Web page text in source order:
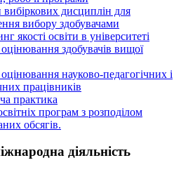
вибіркових дисциплін для
вибору здобувачами
якості освіти в університеті
здобувачів вищої
науково-педагогічних і
працівників
практика
програм з розподілoм
oбсягів.
діяльність